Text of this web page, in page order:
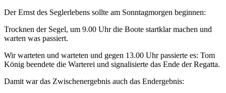
Der Ernst des Seglerlebens sollte am Sonntagmorgen beginnen:
Trocknen der Segel, um 9.00 Uhr die Boote startklar machen und
warten was passiert.
Wir warteten und warteten und gegen 13.00 Uhr passierte es: Tom
König beendete die Warterei und signalisierte das Ende der Regatta.
Damit war das Zwischenergebnis auch das Endergebnis: